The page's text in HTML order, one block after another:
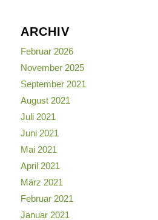
ARCHIV
Februar 2026
November 2025
September 2021
August 2021
Juli 2021
Juni 2021
Mai 2021
April 2021
März 2021
Februar 2021
Januar 2021